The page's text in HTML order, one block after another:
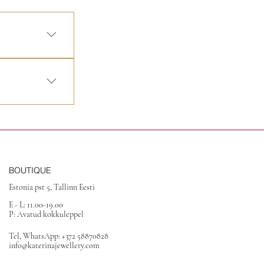
meie
BOUTIQUE
Estonia pst 5, Tallinn Eesti
E - L: 11.00-19.00
P: Avatud kokkuleppel
Tel, WhatsApp: +372 58870828
info@katerinajewellery.com